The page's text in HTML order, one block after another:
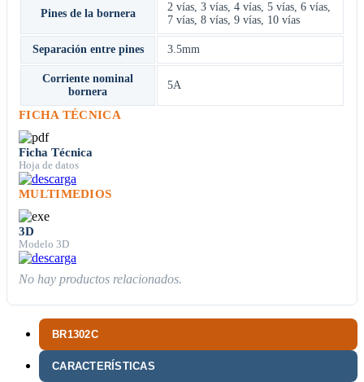
BR1302C
CARACTERÍSTICAS
Pines de la bornera
2 vías, 3 vías, 4 vías, 5 vías, 6 vías,
7 vías, 8 vías, 9 vías, 10 vías
Separación entre pines 3.5mm
Corriente nominal
bornera
5A
FICHA TÉCNICA
Ficha Técnica
Hoja de datos
MULTIMEDIOS
3D
Modelo 3D
No hay productos relacionados.